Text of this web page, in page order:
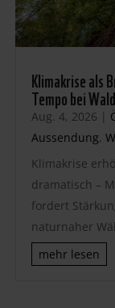
Klimakrise als
Tempo bei
Aug. 4, 2026 |
Aussendung,
Klimakrise
dramatisch –
fordert
naturnaher
mehr lesen